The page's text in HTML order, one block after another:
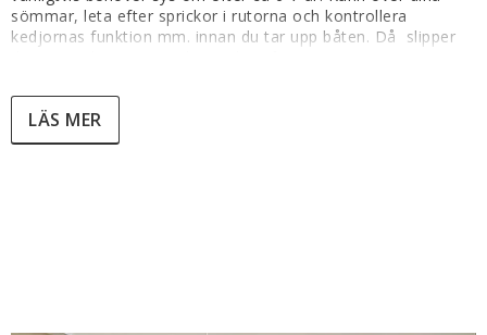
sömmar, leta efter sprickor i rutorna och kontrollera
kedjornas funktion mm. innan du tar upp båten. Då  slipper
Rutorna i kapellet är en detalj som åldras fortare än duken.
De behöver ofta bytas minst 1 gång under kapellets
livslängd. De rutor som som utsätts för mycket sol åldras
LÄS MER